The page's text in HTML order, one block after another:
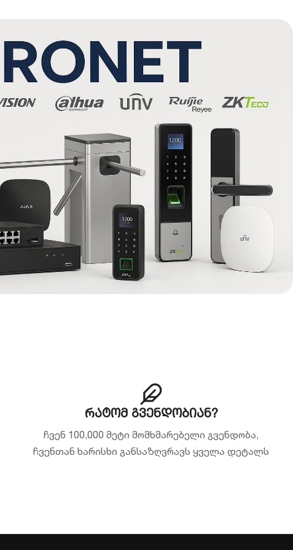
რატომ გვენდობიან?
ჩვენ 100,000 მეტი მომხმარებელი გვენდობა,
ჩვენთან ხარისხი განსაზღვრავს ყველა დეტალს